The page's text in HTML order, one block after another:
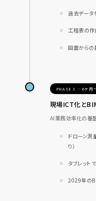
過去データ
工程表の作
図面からの
PHASE 3 — 6ヶ月
現場ICT化と
AI業務効率化の基
ドローン測
り）
タブレット
2029年の